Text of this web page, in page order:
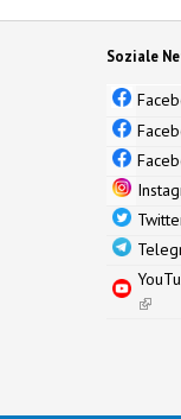
Soziale
(link